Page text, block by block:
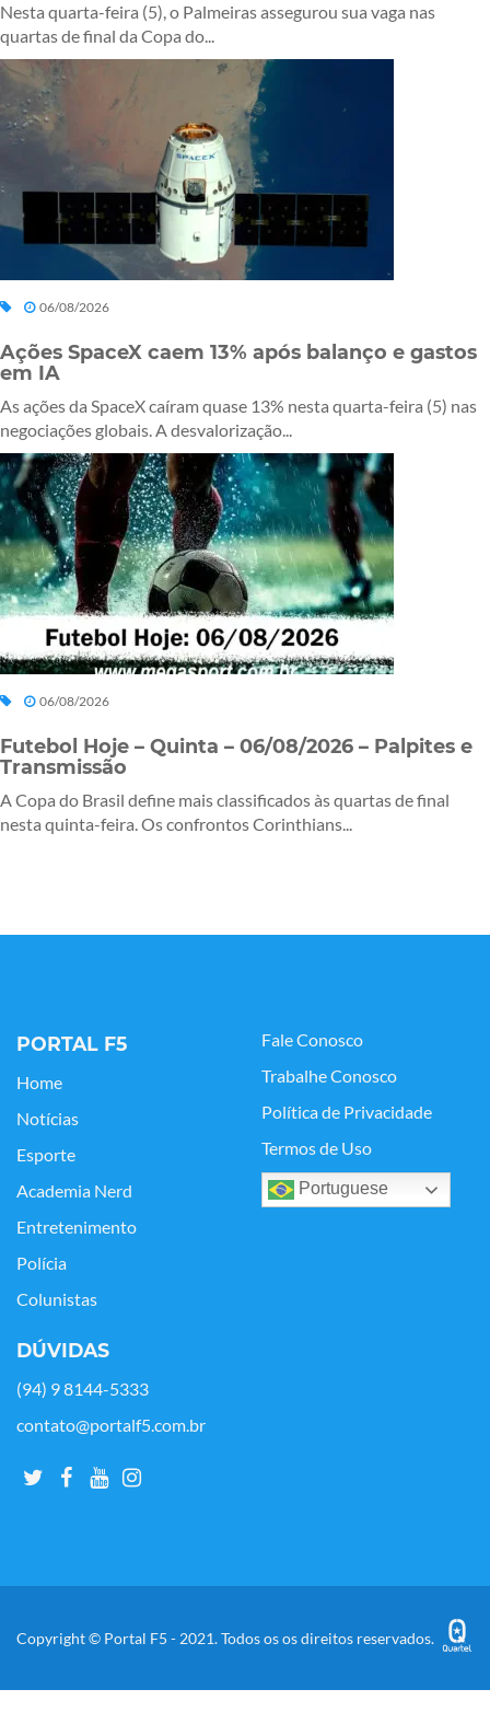
Nesta quarta-feira (5), o Palmeiras assegurou sua vaga nas
quartas de final da Copa do...
06/08/2026
Ações SpaceX caem 13% após balanço e gastos
em IA
As ações da SpaceX caíram quase 13% nesta quarta-feira (5) nas
negociações globais. A desvalorização...
06/08/2026
Futebol Hoje – Quinta – 06/08/2026 – Palpites e
Transmissão
A Copa do Brasil define mais classificados às quartas de final
nesta quinta-feira. Os confrontos Corinthians...
PORTAL F5
Home
Notícias
Esporte
Academia Nerd
Entretenimento
Polícia
Colunistas
Fale Conosco
Trabalhe Conosco
Política de Privacidade
Termos de Uso
Portuguese
DÚVIDAS
(94) 9 8144-5333
contato@portalf5.com.br
Copyright © Portal F5 - 2021. Todos os os direitos reservados.